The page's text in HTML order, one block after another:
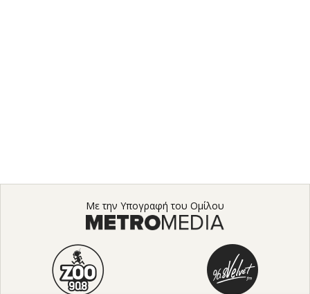
Με την Υπογραφή του Ομίλου